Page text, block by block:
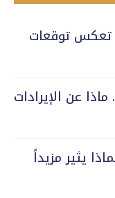
هل تعكس توقعات
عن الإيرادات
يثير مزيداً